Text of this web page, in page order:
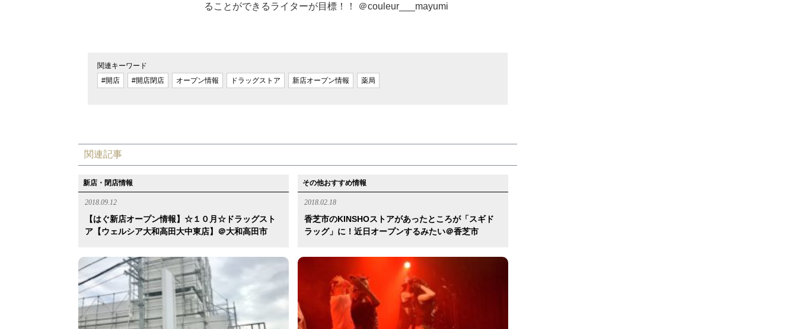
ることができるライターが目標！！ ＠couleur___mayumi
関連キーワード
#開店
#開店閉店 オープン情報 ドラッグストア 新店オープン情報 薬局
関連記事
新店・閉店情報
2018.09.12
【はぐ新店オープン情報】☆１０月☆ドラッグスト
ア【ウェルシア大和高田大中東店】＠大和高田市
その他おすすめ情報
2018.02.18
香芝市のKINSHOストアがあったところが「スギド
ラッグ」に！近日オープンするみたい＠香芝市